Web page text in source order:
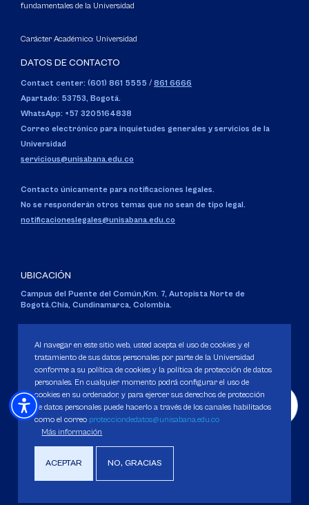
fundamentales de la Universidad
Carácter Académico: Universidad
DATOS DE CONTACTO
Contact center: (601) 861 5555 / 861 6666
Apartado: 53753, Bogotá.
WhatsApp: +57 3205164838
Correo electrónico para inquietudes generales y servicios de la
Universidad
servicious@unisabana.edu.co
Contacto únicamente para notificaciones legales.
No se responderán otros temas que no sean de tipo legal.
notificacioneslegales@unisabana.edu.co
UBICACIÓN
Campus del Puente del Común,Km. 7, Autopista Norte de
Bogotá.Chía, Cundinamarca, Colombia.
Personería Jurídica:Resolución 130 del 14 de enero de 1980.
Ministerio de Educación Nacional.
Política de Protección de datos
Derechos Pecuniarios
Al navegar en este sitio web, usted acepta el uso de cookies y el
tratamiento de sus datos personales por parte de la Universidad
conforme a su política de cookies y la política de protección de datos
personales. En cualquier momento podrá configurar el uso de
cookies en su ordenador, y para ejercer sus derechos de protección
de datos personales puede hacerlo a través de los canales habilitados
como el correo protecciondedatos@unisabana.edu.co
Más información
ACEPTAR NO, GRACIAS